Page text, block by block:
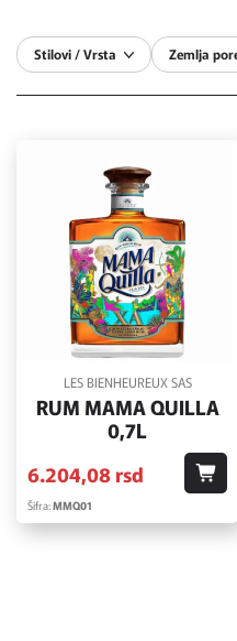
Stilovi / Vrsta Zemlja
LES BIENHEUREUX SAS
RUM MAMA QUILLA
0,7L
6.204,08rsd
Šifra:MMQ01